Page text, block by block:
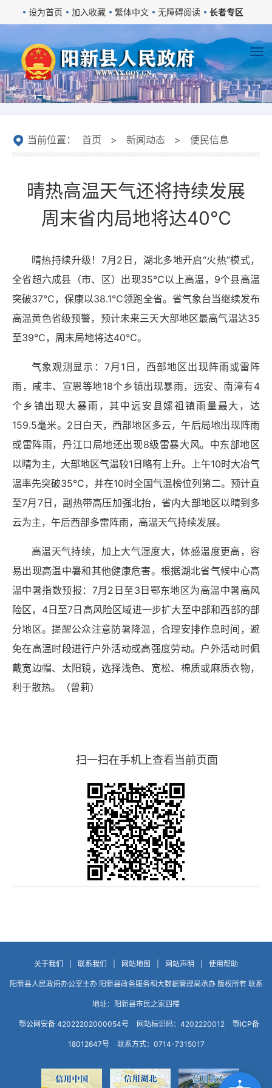
设为首页 加入收藏 繁体中文 无障碍阅读 长者专区
当前位置： 首页 > 新闻动态 > 便民信息
晴热高温天气还将持续发展
周末省内局地将达40℃
晴热持续升级！7月2日，湖北多地开启“火热”模式，
全省超六成县（市、区）出现35℃以上高温，9个县高温
突破37℃，保康以38.1℃领跑全省。省气象台当继续发布
高温黄色省级预警，预计未来三天大部地区最高气温达35
至39℃，周末局地将达40℃。
气象观测显示：7月1日，西部地区出现阵雨或雷阵
雨，咸丰、宣恩等地18个乡镇出现暴雨，远安、南漳有4
个乡镇出现大暴雨，其中远安县嫘祖镇雨量最大，达
159.5毫米。2日白天，西部地区多云，午后局地出现阵雨
或雷阵雨，丹江口局地还出现8级雷暴大风。中东部地区
以晴为主，大部地区气温较1日略有上升。上午10时大冶气
温率先突破35℃，并在10时全国气温榜位列第二。预计直
至7月7日，副热带高压加强北抬，省内大部地区以晴到多
云为主，午后西部多雷阵雨，高温天气持续发展。
高温天气持续，加上大气湿度大，体感温度更高，容
易出现高温中暑和其他健康危害。根据湖北省气候中心高
温中暑指数预报：7月2日至3日鄂东地区为高温中暑高风
险区，4日至7日高风险区域进一步扩大至中部和西部的部
分地区。提醒公众注意防暑降温，合理安排作息时间，避
免在高温时段进行户外活动或高强度劳动。户外活动时佩
戴宽边帽、太阳镜，选择浅色、宽松、棉质或麻质衣物，
利于散热。（曾莉）
扫一扫在手机上查看当前页面
关于我们 联系我们 网站地图 网站声明 使用帮助
阳新县人民政府办公室主办 阳新县政务服务和大数据管理局承办 版权所有 联系
地址：阳新县市民之家四楼
鄂公网安备 42022202000054号 网站标识码：4202220012 鄂ICP备
18012647号 联系方式：0714-7315017